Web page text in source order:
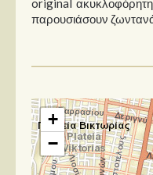
original ακυκλοφόρητη
παρουσιάσουν
+
−